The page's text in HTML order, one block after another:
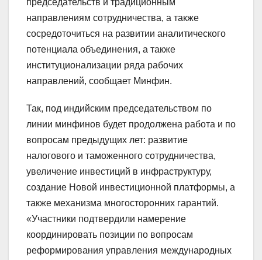
направлениям сотрудничества, а также
сосредоточиться на развитии аналитического
потенциала объединения, а также
институционализации ряда рабочих
направлений, сообщает Минфин.
Так, под индийским председательством по
линии минфинов будет продолжена работа и по
вопросам предыдущих лет: развитие
налогового и таможенного сотрудничества,
увеличение инвестиций в инфраструктуру,
создание Новой инвестиционной платформы, а
также механизма многосторонних гарантий.
«Участники подтвердили намерение
координировать позиции по вопросам
реформирования управления международных